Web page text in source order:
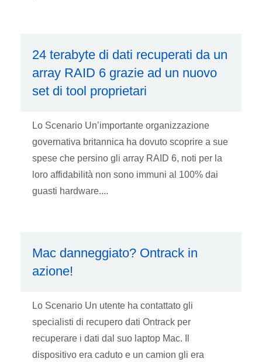
24 terabyte di dati recuperati da un
array RAID 6 grazie ad un nuovo
set di tool proprietari
Lo Scenario Un’importante organizzazione
governativa britannica ha dovuto scoprire a sue
spese che persino gli array RAID 6, noti per la
loro affidabilità non sono immuni al 100% dai
guasti hardware....
Mac danneggiato? Ontrack in
azione!
Lo Scenario Un utente ha contattato gli
specialisti di recupero dati Ontrack per
recuperare i dati dal suo laptop Mac. Il
dispositivo era caduto e un camion gli era